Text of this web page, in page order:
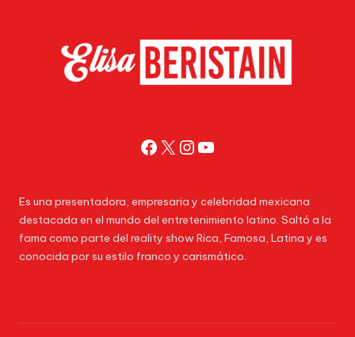
Facebook
X Instagram
YouTube
Es una presentadora, empresaria y celebridad mexicana
destacada en el mundo del entretenimiento latino. Saltó a la
fama como parte del reality show Rica, Famosa, Latina y es
conocida por su estilo franco y carismático.